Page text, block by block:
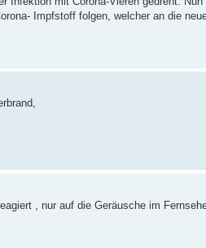
Impfstoff folgen, welcher an die
, nur auf die Geräusche im